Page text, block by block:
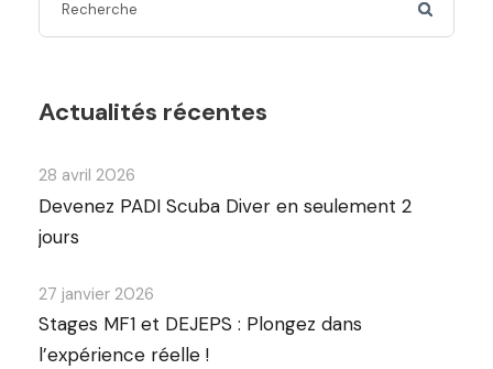
Actualités récentes
28 avril 2026
Devenez PADI Scuba Diver en seulement 2
jours
27 janvier 2026
Stages MF1 et DEJEPS : Plongez dans
l’expérience réelle !